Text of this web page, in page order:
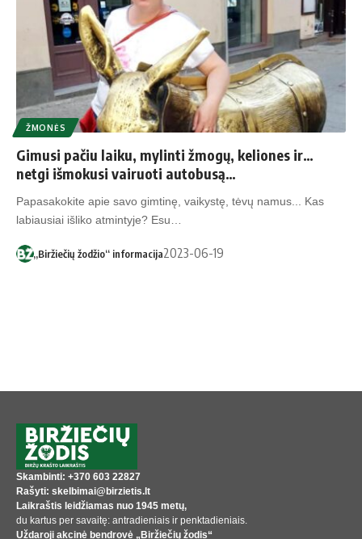
ŽMONĖS
Gimusi pačiu laiku, mylinti žmogų, keliones ir…
netgi išmokusi vairuoti autobusą…
Papasakokite apie savo gimtinę, vaikystę, tėvų namus... Kas
labiausiai išliko atmintyje? Esu…
„Biržiečių žodžio“ informacija2023-06-19
Skambinti: +370 603 22827
Rašyti: skelbimai@birzietis.lt
Laikraštis leidžiamas nuo 1945 metų,
du kartus per savaitę: antradieniais ir penktadieniais.
Uždaroji akcinė bendrovė „Biržiečių žodis“